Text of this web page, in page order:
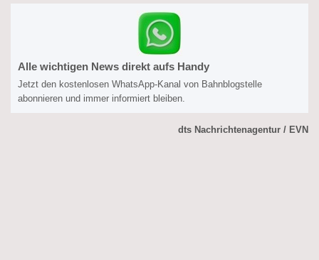
Alle wichtigen News direkt aufs Handy
Jetzt den kostenlosen WhatsApp-Kanal von Bahnblogstelle
abonnieren und immer informiert bleiben.
dts Nachrichtenagentur / EVN